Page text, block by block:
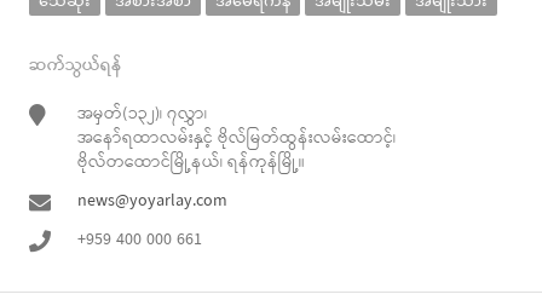
ဆက်သွယ်ရန်
အမှတ်(၁၃၂)၊ ၇လွှာ၊
အနော်ရထာလမ်းနှင့် ဗိုလ်မြတ်ထွန်းလမ်းထောင့်၊
ဗိုလ်တထောင်မြို့နယ်၊ ရန်ကုန်မြို့။
news@yoyarlay.com
+959 400 000 661